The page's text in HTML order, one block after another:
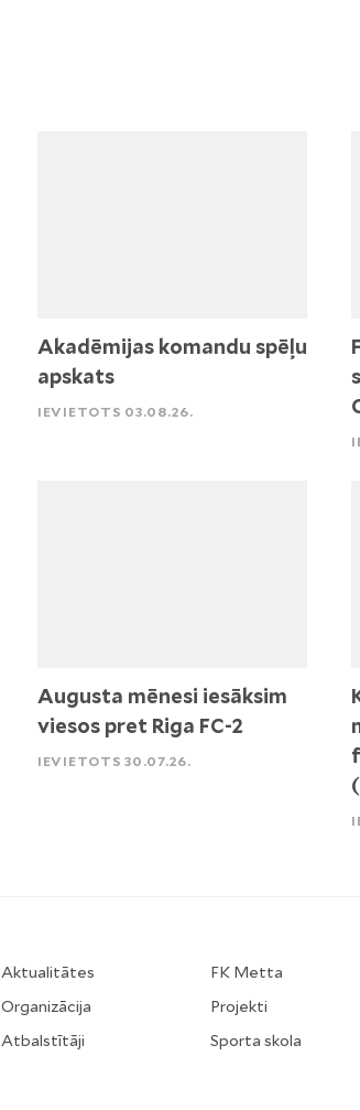
Akadēmijas komandu spēļu
apskats
IEVIETOTS 03.08.26.
Augusta mēnesi iesāksim
viesos pret Riga FC-2
IEVIETOTS 30.07.26.
Aktualitātes
Organizācija
Atbalstītāji
FK Metta
Projekti
Sporta skola